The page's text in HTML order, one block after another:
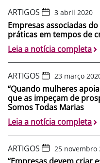
ARTIGOS 3 abril 2020
Empresas associadas
práticas em tempos de
Leia a notícia completa
ARTIGOS 23 março
“Quando mulheres
que as impeçam de
Somos Todas Marias
Leia a notícia completa
ARTIGOS 25 novembro